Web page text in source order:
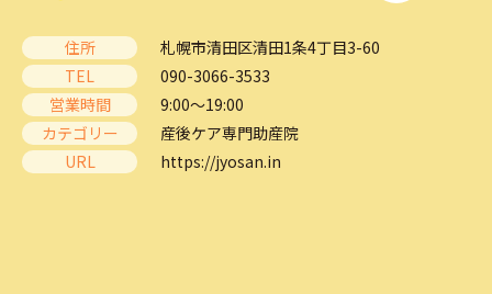
住所
札幌市清田区清田1条4丁目3-60
TEL
090-3066-3533
営業時間
9:00～19:00
カテゴリー
産後ケア専門助産院
URL
https://jyosan.in